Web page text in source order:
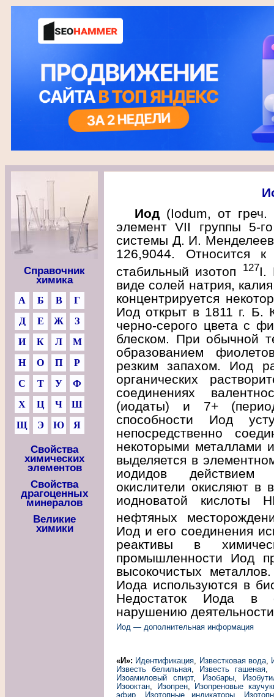
Справочник
химика
А Б В
Г
Д
Е Ж
З
И
К Л
М
Н
О П
Р
С
Т У
Ф
Х
Ц Ч
Ш
Щ
Э Ю Я
Свойства
химических
элементов
Свойства
драгоценных
минералов
Великие
химики
Иод (Iodum, от
элемент VII группы 5-
системы Д. И.
126,9044. Относится
стабильный изотоп
127I.
виде солей натрия,
концентрируется
Иод открыт в 1811 г. Б.
черно-серого цвета с
блеском. При обычной
образованием
резким запахом. Иод
органических
соединениях
(иодаты) и 7+
способности Иод
непосредственно
некоторыми металлами
выделяется в
иодидов действием
окислители окисляют в
иодноватой кислоты
нефтяных
Иод и его соединения
реактивы в
промышленности Иод
высокочистых
Иода используются в
Недостаток Иода в
нарушению
Иод — дополнительная информация
«И»: Идентификация Известковая вода,
Известь белильная
Известь гашеная
Изоамиловый спирт, Изобары,
Изооктан
Изопрен,
Изопреновые
эфир
Изотопные индикаторы,